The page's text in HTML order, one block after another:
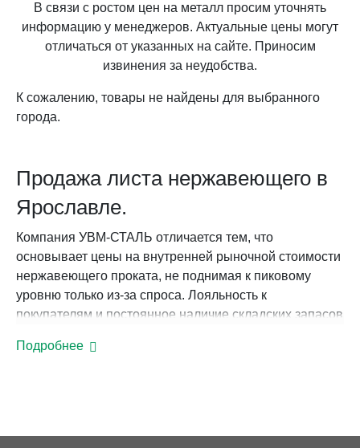
В связи с ростом цен на металл просим уточнять
информацию у менеджеров. Актуальные цены могут
отличаться от указанных на сайте. Приносим
извинения за неудобства.
К сожалению, товары не найдены для выбранного
города.
Продажа листа нержавеющего в
Ярославле.
Компания УВМ-СТАЛЬ отличается тем, что
основывает цены на внутренней рыночной стоимости
нержавеющего проката, не поднимая к пиковому
уровню только из-за спроса. Лояльность к
покупателям и постоянное наличие складских запасов
нержавеющий прокат в Ярославле.
от крупнейших российских производителей;
Подробнее